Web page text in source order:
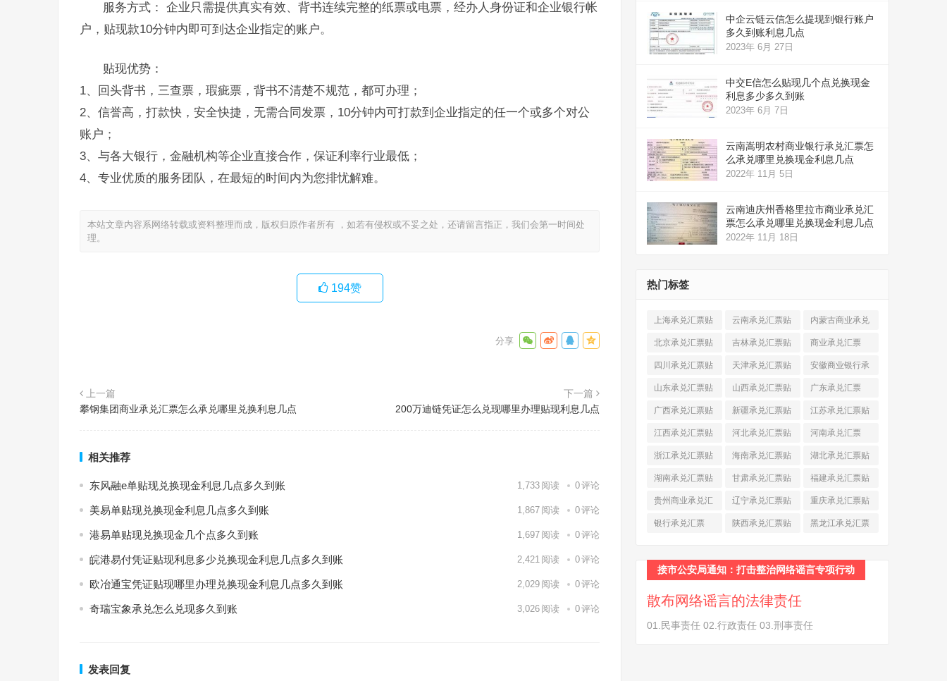
服务方式： 企业只需提供真实有效、背书连续完整的纸票或电票，经办人身份证和企业银行帐
户，贴现款10分钟内即可到达企业指定的账户。
贴现优势：
1、回头背书，三查票，瑕疵票，背书不清楚不规范，都可办理；
2、信誉高，打款快，安全快捷，无需合同发票，10分钟内可打款到企业指定的任一个或多个对公
账户；
3、与各大银行，金融机构等企业直接合作，保证利率行业最低；
4、专业优质的服务团队，在最短的时间内为您排忧解难。
本站文章内容系网络转载或资料整理而成，版权归原作者所有 ，如若有侵权或不妥之处，还请留言指正，我们会第一时间处
理。
194赞
上一篇
攀钢集团商业承兑汇票怎么承兑哪里兑换利息几点
下一篇
200万迪链凭证怎么兑现哪里办理贴现利息几点
相关推荐
东风融e单贴现兑换现金利息几点多久到账 1,733 阅读 0评论
美易单贴现兑换现金利息几点多久到账 1,867 阅读 0评论
港易单贴现兑换现金几个点多久到账 1,697 阅读 0评论
皖港易付凭证贴现利息多少兑换现金利息几点多久到账 2,421 阅读 0评论
欧冶通宝凭证贴现哪里办理兑换现金利息几点多久到账 2,029 阅读 0评论
奇瑞宝象承兑怎么兑现多久到账 3,026 阅读 0评论
发表回复
中企云链云信怎么提现到银行账户
多久到账利息几点
2023年 6月 27日
中交E信怎么贴现几个点兑换现金
利息多少多久到账
2023年 6月 7日
云南嵩明农村商业银行承兑汇票怎
么承兑哪里兑换现金利息几点
2022年 11月 5日
云南迪庆州香格里拉市商业承兑汇
票怎么承兑哪里兑换现金利息几点
2022年 11月 18日
热门标签
上海承兑汇票贴
现(520)
云南承兑汇票贴
现(324)
内蒙古商业承兑
汇票(316)
北京承兑汇票贴
现 (912)
吉林承兑汇票贴
现(123)
商业承兑汇票
(225)
四川承兑汇票贴
现(790)
天津承兑汇票贴
现(242)
安徽商业银行承
兑汇票 (565)
山东承兑汇票贴
现(874)
山西承兑汇票贴
现(463)
广东承兑汇票
(979)
广西承兑汇票贴
现(278)
新疆承兑汇票贴
现(264)
江苏承兑汇票贴
现(774)
江西承兑汇票贴
现(366)
河北承兑汇票贴
现(374)
河南承兑汇票
(518)
浙江承兑汇票贴
现(691)
海南承兑汇票贴
现(145)
湖北承兑汇票贴
现(587)
湖南承兑汇票贴
现(453)
甘肃承兑汇票贴
现(194)
福建承兑汇票贴
现(945)
贵州商业承兑汇
票(284)
辽宁承兑汇票贴
现(344)
重庆承兑汇票贴
现(232)
银行承兑汇票
陕西承兑汇票贴
黑龙江承兑汇票
接市公安局通知：打击整治网络谣言专项行动
散布网络谣言的法律责任
01.民事责任 02.行政责任 03.刑事责任